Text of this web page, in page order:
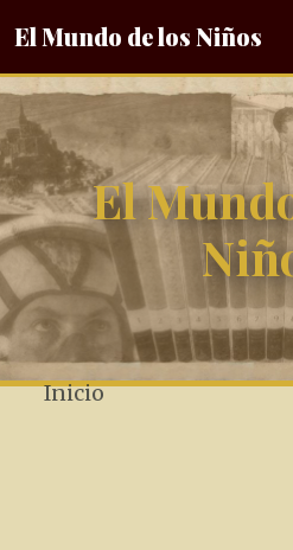
El Mundo de los Niños
El
Inicio